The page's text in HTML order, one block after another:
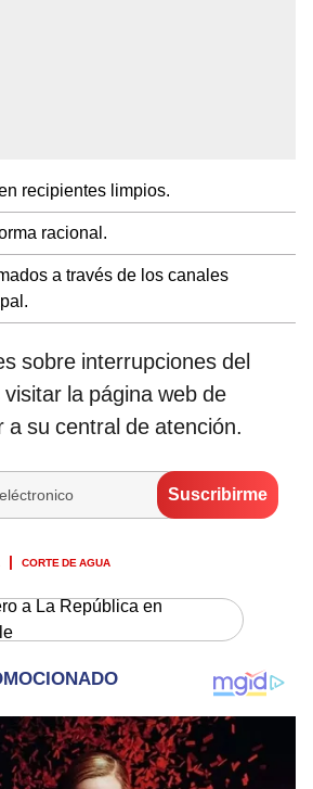
recipientes limpios.
racional.
a través de los canales
sobre interrupciones del
la página web de
a su central de atención.
CORTE DE AGUA
a La República en